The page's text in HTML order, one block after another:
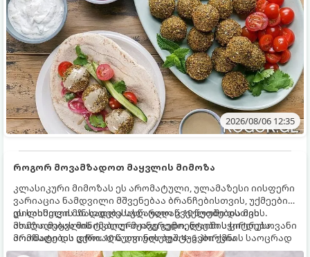
2026/08/06 12:35
როგორ მოვამზადოთ მაყვლის მიმოზა
კლასიკური მიმოზას ეს არომატული, ულამაზესი იისფერი
ვარიაცია ნამდვილი მშვენებაა ბრანჩებისთვის, უქმეების
დილისთვის ან სადღესასწაულო წვეულებებისთვის.
ახალი მაყვლის ტკბილ-მჟავე გემო, ლაიმის ციტრუსოვანი
არომატი და ცქრიალა ღვინის ბუშტუკები ქმნის საოცრად
დახვეწილ და მაგრილებელ კოქტეილს.
ეს სასმელი მზადდება სულ რაღაც 10 წუთში და მის
მომზადებას მინიმალური ინგრედიენტები სჭირდება.
მომზადების დრო: 10 წუთი ულუფა: 4–6 პორცია